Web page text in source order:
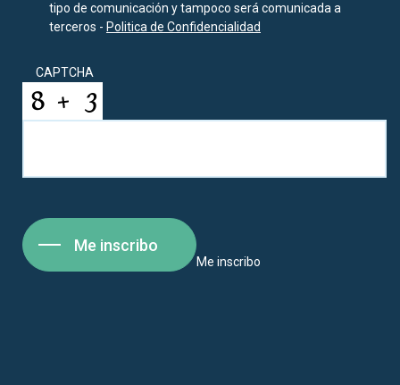
tipo de comunicación y tampoco será comunicada a
terceros - Politica de Confidencialidad
CAPTCHA
Me inscribo
Me inscribo